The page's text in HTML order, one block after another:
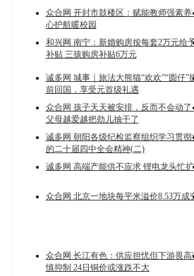
众合网 开封市鼓楼区：赋能教师强素养
心护航暖校园
和兴网 南宁：新婚购房按每套2万元给
补贴 三孩购房补贴6万元
诚多网 城事｜旅法大熊猫“欢欢”“圆仔”
前回国，享受元首级礼遇
众合网 孩子天天被安排，反而不会动了
父母越爱越把劲儿抽干了
诚多网 朝阳各级纪检监察组织学习贯彻
的二十届四中全会精神(二)
诚多网 高端产能供不应求 锂电龙头忙
众合网 北京一地块每平米溢价8.53万成
众合网 长江有色：供应担忧但下游畏高
慎抑制 24日铜价或涨跌不大